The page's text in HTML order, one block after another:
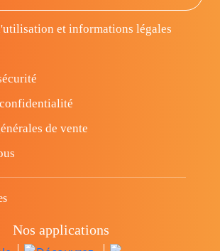
et informations légales
de vente
Nos applications